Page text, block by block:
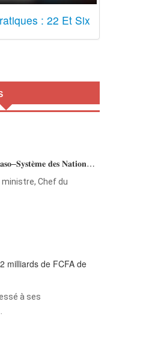
: 22 Et Six
𝐝𝐞𝐬 𝐍𝐚𝐭𝐢𝐨𝐧…
ministre, Chef du
milliards de FCFA de
à ses